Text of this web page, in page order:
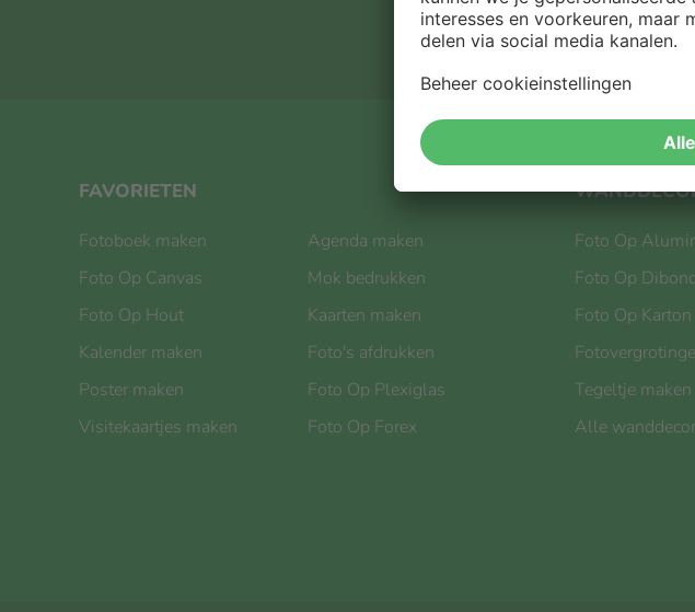
FAVORIETEN
Fotoboek maken
Foto Op Canvas
Foto Op Hout
Kalender maken
Poster maken
Visitekaartjes maken
Agenda maken
Mok bedrukken
Kaarten maken
Foto's afdrukken
Foto Op Plexiglas
Foto Op Forex
Foto Op
Foto Op
Foto Op Karton
Tegeltje maken
Alle